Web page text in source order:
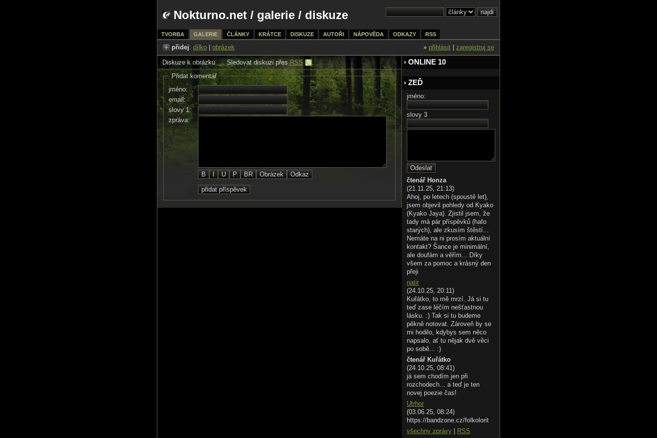
Nokturno.net / galerie / diskuze
TVORBA GALERIE ČLÁNKY KRÁTCE DISKUZE AUTOŘI NÁPOVĚDA ODKAZY RSS
přidej: dílko obrázek » přihlásit zaregistruj se
Diskuze k obrázku .... Sledovat diskuzi přes RSS
.
Přidat komentář
jméno:
email:
slovy 1:
zpráva:
› ONLINE 10
› ZEĎ
jméno:
slovy 3
čtenář Honza
(21.11.25, 21:13)
Ahoj, po letech (spoustě let),
jsem objevil pohledy od Kyako
(Kyako Jaya). Zjistil jsem, že
tady má pár příspěvků (hafo
starých), ale zkusím štěstí...
Nemáte na ni prosím aktuální
kontakt? Šance je minimální,
ale doufám a věřím... Díky
všem za pomoc a krásný den
přeji
natir
(24.10.25, 20:11)
Kuřátko, to mě mrzí. Já si tu
teď zase léčím nešťastnou
lásku. :) Tak si tu budeme
pěkně notovat. Zároveň by se
mi hodilo, kdybys sem něco
napsalo, ať tu nějak dvě věci
po sobě... :)
čtenář Kuřátko
(24.10.25, 08:41)
já sem chodím jen při
rozchodech... a teď je ten
novej poezie čas!
Utrhor
(03.06.25, 08:24)
https://bandzone.cz/folkolorit
všechny zprávy
RSS